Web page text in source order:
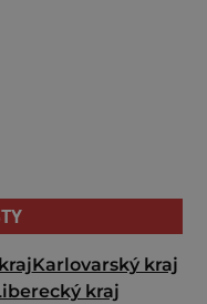
Karlovarský kraj
kraj